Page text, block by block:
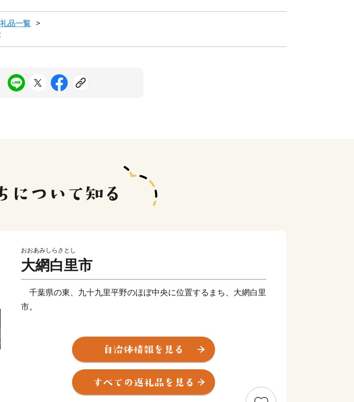
品一覧
おおあみしらさとし
大網白里市
千葉県の東、九十九里平野のほぼ中央に位置するまち、大網白里
市。
西は緑豊かな丘陵部、中央は広大な田園部、東は遠浅の美しい
「白里海岸」がつづき、特色ある豊かな自然風土を有しています。
水産加工業が盛んで、みりん干し、いわしのゴマ漬け、はまぐ
り、ながらみ、煮干しなど、豊かな海の幸が、訪れる人々を魅了し